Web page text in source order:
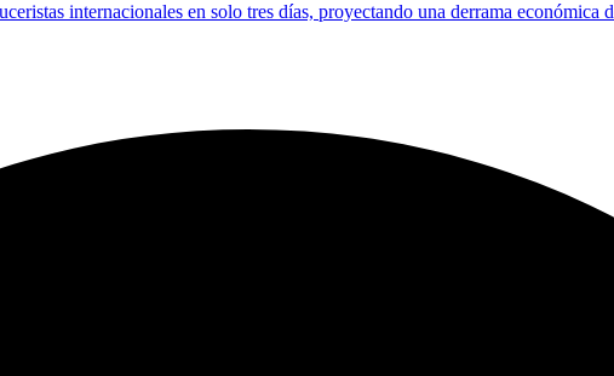
internacionales en solo tres días, proyectando una derrama económica